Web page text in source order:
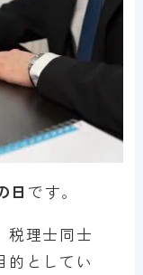
日 です。
税理士同士
的としてい